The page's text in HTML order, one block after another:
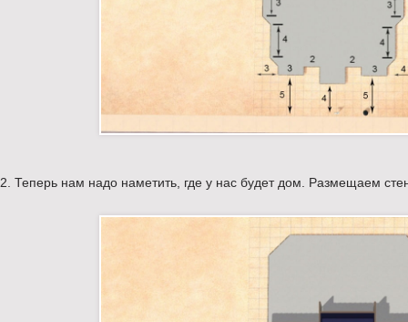
2. Теперь нам надо наметить, где у нас будет дом. Размещаем